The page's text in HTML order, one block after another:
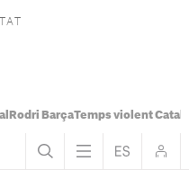
Rodri BarçaTemps violent